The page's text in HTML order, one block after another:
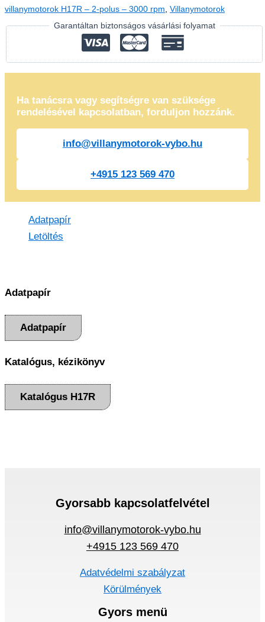
villanymotorok H17R – 2-polus – 3000 rpm Villanymotorok
Garantáltan biztonságos vásárlási folyamat
Ha tanácsra vagy segítségre van szüksége
rendelésével kapcsolatban, forduljon hozzánk.
info@villanymotorok-vybo.hu
+4915 123 569 470
Adatpapír
Letöltés
Adatpapír
Adatpapír
Katalógus, kézikönyv
Katalógus H17R
Gyorsabb kapcsolatfelvétel
info@villanymotorok-vybo.hu
+4915 123 569 470
Adatvédelmi szabályzat
Körülmények
Gyors menü